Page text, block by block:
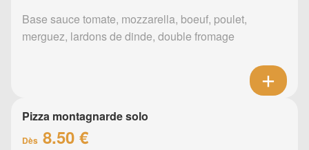
Base sauce tomate, mozzarella, boeuf, poulet,
merguez, lardons de dinde, double fromage
Pizza montagnarde solo
Dès 8.50 €